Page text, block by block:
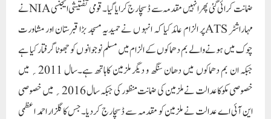
ضمانت کرائی گئی پھر انہیں مقدمہ سے ڈسچارج کرایا گیا۔ قومی تفتیشی ایجنسی NIAنے
مہاراشٹر ATSپر الزام عائد کیا کہ انہو ں نے حمیدیہ مسجد بڑا قبرستان اور مشاورت
چوک میں ہونے والے بم دھماکوں کے الزام میں مسلم نوجوانو ں کو جھوٹا گرفتار کیا ہے
جبکہ ان بم دھماکوں میں دھان سنگھ و دیگر ملزمین کاہاتھ ہے۔سال 2011؍ میں
خصوصی مکوکا عدالت نے ملزمین کی ضمانت منظور کی جبکہ سال 2016؍ میں خصوصی
این آئی اے عدالت نے ملزمین کو مقدمہ سے ڈسچارج کردیا۔جس کا گلزار احمد اعظمی